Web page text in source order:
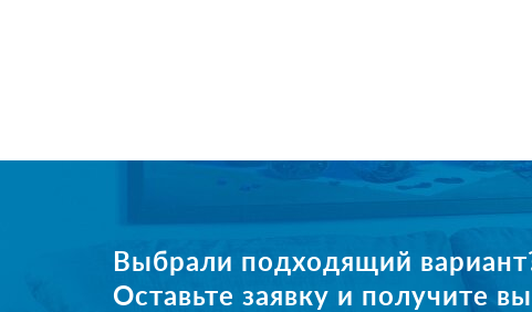
Выбрали подходящий
Оставьте заявку и получите